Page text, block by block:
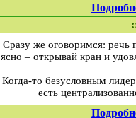
Сразу же оговоримся: речь
ясно – открывай кран и
Когда-то безусловным
есть